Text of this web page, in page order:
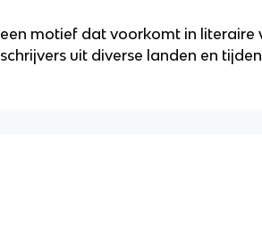
een motief dat voorkomt in literaire
schrijvers uit diverse landen en